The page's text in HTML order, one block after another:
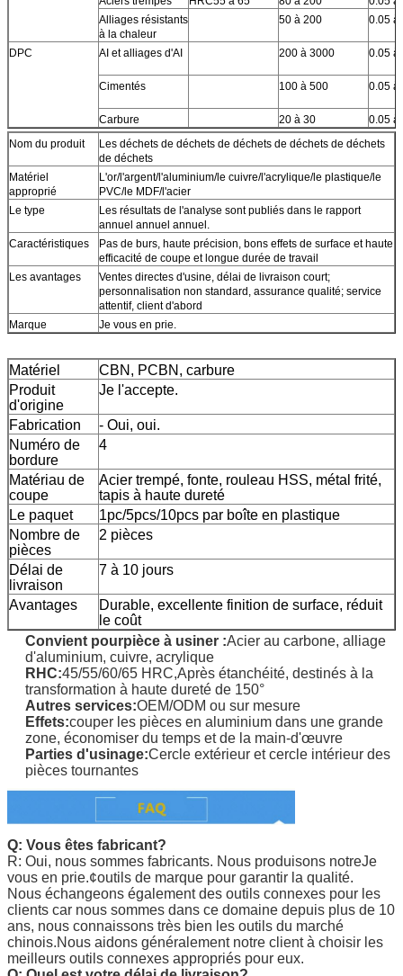
Alliages résistants
à la chaleur
50 à 200 0.05 à
DPC AI et alliages d'AI 200 à 3000 0.05 à
Cimentés 100 à 500 0.05 à
Carbure 20 à 30
0.05 à
Nom du produit
Les déchets de déchets de déchets de déchets de déchets
de déchets
Matériel
approprié
L'or/l'argent/l'aluminium/le cuivre/l'acrylique/le plastique/le
PVC/le MDF/l'acier
Le type
Les résultats de l'analyse sont publiés dans le rapport
annuel annuel annuel.
Caractéristiques
Pas de burs, haute précision, bons effets de surface et haute
efficacité de coupe et longue durée de travail
Les avantages
Ventes directes d'usine, délai de livraison court;
personnalisation non standard, assurance qualité; service
attentif, client d'abord
Marque
Je vous en prie.
Matériel
CBN, PCBN, carbure
Produit
d'origine
Je l'accepte.
Fabrication
- Oui, oui.
Numéro de
bordure
4
Matériau de
coupe
Acier trempé, fonte, rouleau HSS, métal frité,
tapis à haute dureté
Le paquet
1pc/5pcs/10pcs par boîte en plastique
Nombre de
pièces
2 pièces
Délai de
livraison
7 à 10 jours
Avantages
Durable, excellente finition de surface, réduit
le coût
Convient pourpièce à usiner :Acier au carbone, alliage
d'aluminium, cuivre, acrylique
RHC:45/55/60/65 HRC,Après étanchéité, destinés à la
transformation à haute dureté de 150°
Autres services:OEM/ODM ou sur mesure
Effets:couper les pièces en aluminium dans une grande
zone, économiser du temps et de la main-d'œuvre
Parties d'usinage:Cercle extérieur et cercle intérieur des
pièces tournantes
Q: Vous êtes fabricant?
R: Oui, nous sommes fabricants. Nous produisons notreJe
vous en prie.¢outils de marque pour garantir la qualité.
Nous échangeons également des outils connexes pour les
clients car nous sommes dans ce domaine depuis plus de 10
ans, nous connaissons très bien les outils du marché
chinois.Nous aidons généralement notre client à choisir les
meilleurs outils connexes appropriés pour eux.